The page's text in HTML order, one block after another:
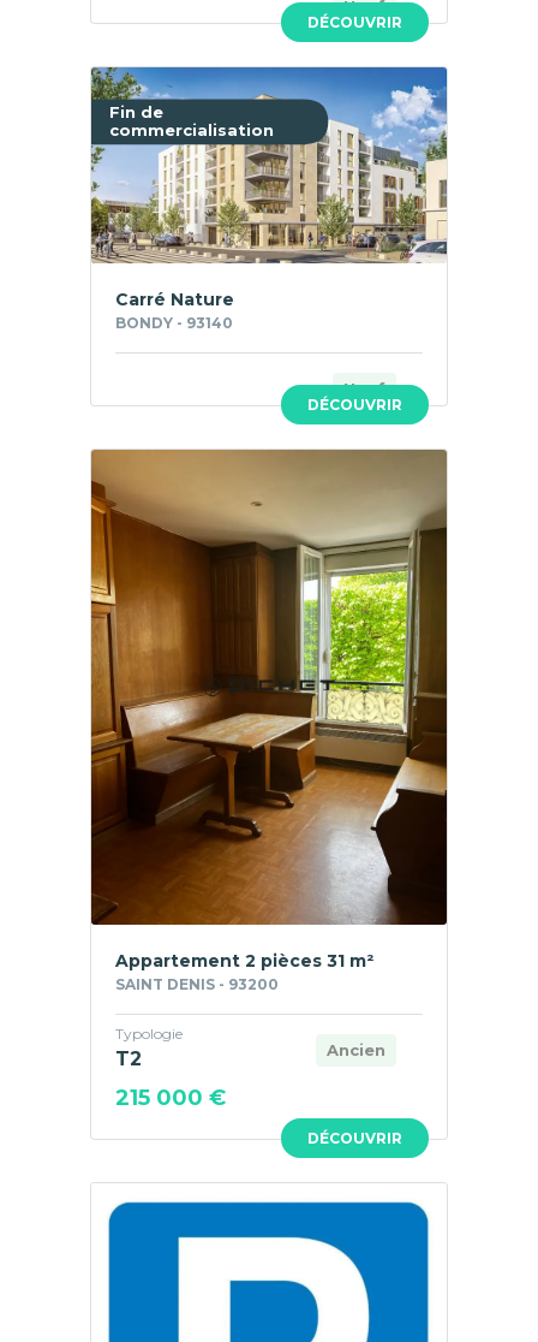
DÉCOUVRIR
Neuf
Fin de
commercialisation
DÉCOUVRIR
Carré Nature
BONDY - 93140
Neuf
DÉCOUVRIR
Appartement 2 pièces 31 m²
SAINT DENIS - 93200
Ancien
Typologie
T2
215 000 €